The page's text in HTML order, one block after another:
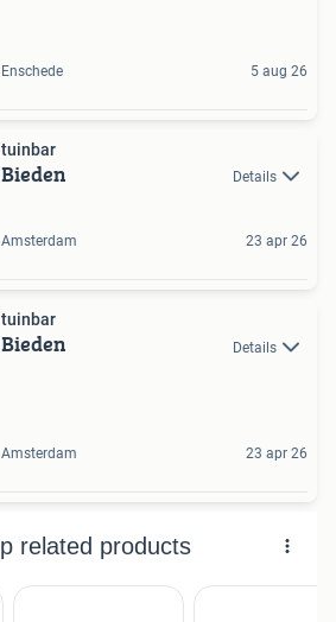
Enschede 5 aug 26
tuinbar
Bieden Details
Amsterdam 23 apr 26
tuinbar
Bieden Details
Amsterdam 23 apr 26